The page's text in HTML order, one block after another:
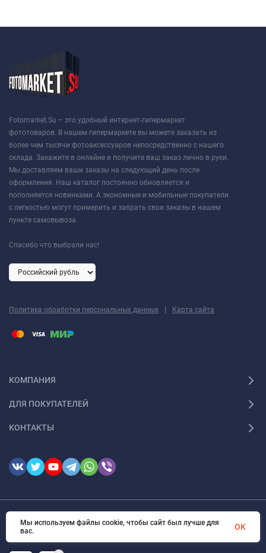
Fotomarket.Su – это удобный интернет-гипермаркет
фототоваров. В нашем гипермаркете вы можете заказать из
более чем тысячи фотоаксессуаров непосредственно с нашего
склада. Закажите в онлайне и получите ваш заказ лично в руки.
Мы доставляем ваши заказы на следующий день после
оформления. Наш каталог постоянно обновляется и
пополняется новинками. А экономные и мобильные покупатели
с легкостью могут примерить и забрать свои заказы в нашем
пункте самовывоза.
Спасибо что выбрали нас!
Политика обработки персональных данных | Карта сайта
КОМПАНИЯ
ДЛЯ ПОКУПАТЕЛЕЙ
КОНТАКТЫ
© 2026 FotomarketSu Все права защищены
Мы используем файлы cookie, чтобы сайт был лучше для
вас.
OK